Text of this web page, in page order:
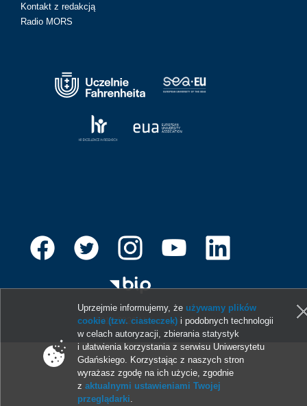
Kontakt z redakcją
Radio MORS
© 2013-2026 Uniwersytet Gdański
Uprzejmie informujemy, że używamy plików
cookie (tzw. ciasteczek) i podobnych technologii
w celach autoryzacji, zbierania statystyk
i ułatwienia korzystania z serwisu Uniwersytetu
Gdańskiego. Korzystając z naszych stron
wyrażasz zgodę na ich użycie, zgodnie
zaktualnymi ustawieniami Twojej
przeglądarki.